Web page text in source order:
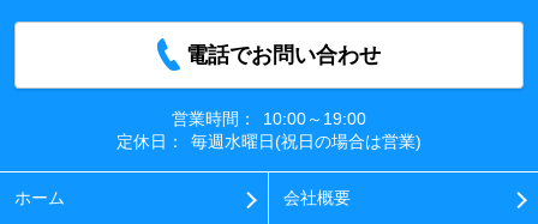
電話でお問い合わせ
営業時間：
10:00～19:00
定休日：
毎週水曜日(祝日の場合は営業)
ホーム 会社概要